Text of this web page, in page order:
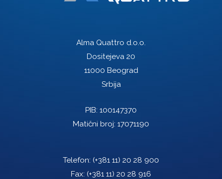
Alma Quattro d.o.o.
Dositejeva 20
11000 Beograd
Srbija
PIB: 100147370
Matični broj: 17071190
Telefon: (+381 11) 20 28 900
Fax: (+381 11) 20 28 916